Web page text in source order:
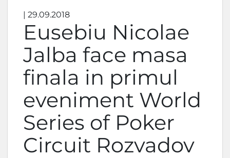
| 29.09.2018
Eusebiu Nicolae
Jalba face masa
finala in primul
eveniment World
Series of Poker
Circuit Rozvadov